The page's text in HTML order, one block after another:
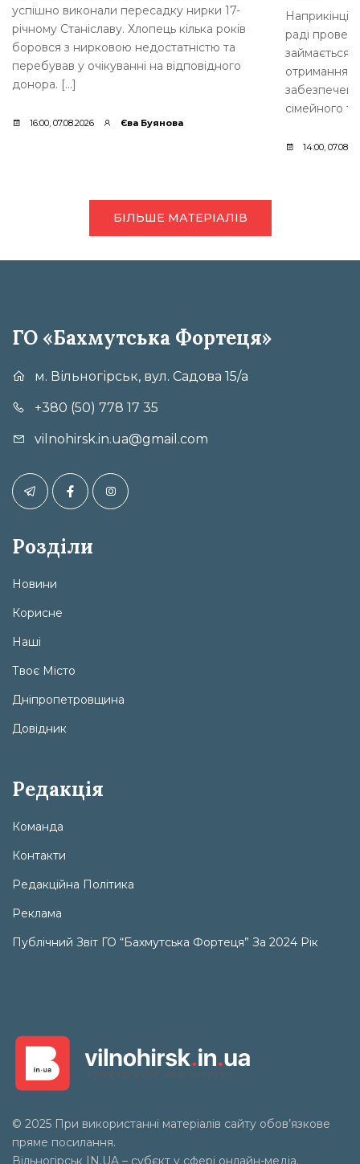
успішно виконали пересадку нирки 17-
річному Станіславу. Хлопець кілька років
боровся з нирковою недостатністю та
перебував у очікуванні на відповідного
донора. […]
16:00, 07.08.2026 Єва Буянова
Наприкінці
раді
займається
отримання
сімейного
14:00,
БІЛЬШЕ МАТЕРІАЛІВ
ГО «Бахмутська Фортеця»
м. Вільногірськ, вул. Садова 15/а
+380 (50) 778 17 35
vilnohirsk.in.ua@gmail.com
Розділи
Новини
Корисне
Наші
Твоє Місто
Дніпропетровщина
Довідник
Редакція
Команда
Контакти
Редакційна Політика
Реклама
Публічний Звіт ГО “Бахмутська Фортеця” За 2024 Рік
© 2025 При використанні матеріалів сайту обов’язкове
пряме посилання.
Вільногірськ IN.UA – субєкт у сфері онлайн-медіа.